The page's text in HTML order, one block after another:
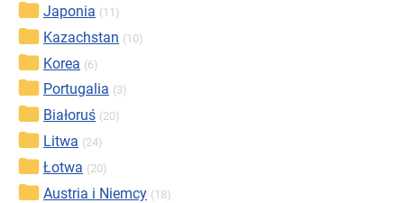
Japonia (11)
Kazachstan (10)
Korea (6)
Portugalia (3)
Białoruś (20)
Litwa (24)
Łotwa (20)
Austria i Niemcy (18)